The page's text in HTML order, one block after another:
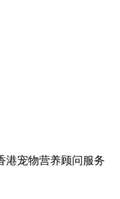
港宠物营养顾问服务